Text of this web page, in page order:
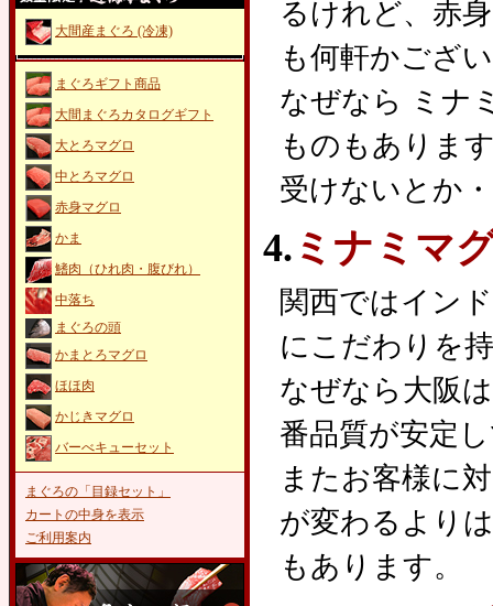
大間産まぐろ (冷凍)
まぐろギフト商品
大間まぐろカタログギフト
大とろマグロ
中とろマグロ
赤身マグロ
かま
鰭肉（ひれ肉・腹びれ）
中落ち
まぐろの頭
かまとろマグロ
ほほ肉
かじきマグロ
バーべキューセット
まぐろの「目録セット」
カートの中身を表示
ご利用案内
るけれど、赤
も何軒かござ
なぜなら ミナ
ものもありま
受けないとか
4. ミナミマ
関西ではイン
にこだわりを
なぜなら大阪
番品質が安定
またお客様に
が変わるより
もあります。